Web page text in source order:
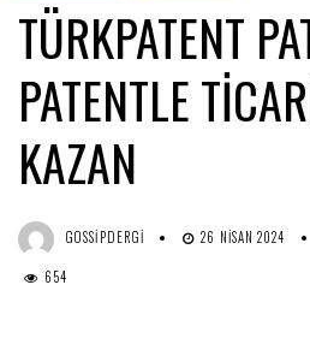
TÜRKPATENT
PATENTLE
KAZAN
GOSSIPDERGI 26 NISAN 2024
654